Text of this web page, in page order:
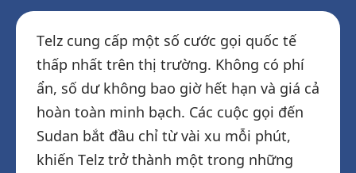
Telz cung cấp một số cước gọi quốc tế
thấp nhất trên thị trường. Không có phí
ẩn, số dư không bao giờ hết hạn và giá cả
hoàn toàn minh bạch. Các cuộc gọi đến
Sudan bắt đầu chỉ từ vài xu mỗi phút,
khiến Telz trở thành một trong những